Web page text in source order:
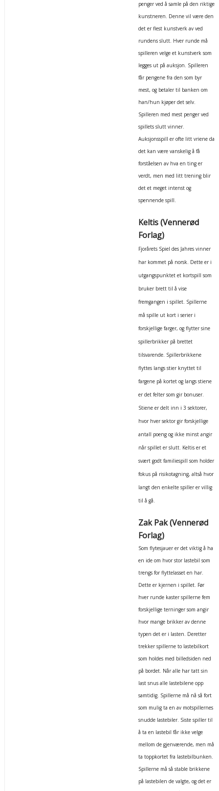
penger ved å samle på den riktige
kunstneren. Denne vil være den
det er flest kunstverk av ved
rundens slutt. Hver runde må
spilleren velge et kunstverk som
legges ut på auksjon. Spilleren
får pengene fra den som byr
mest, og betaler til banken om
han/hun kjøper det selv.
Spilleren med mest penger ved
spillets slutt vinner.
Auksjonsspill er ofte litt vriene da
det kan være vanskelig å få
forståelsen av hva en ting er
verdt, men med litt trening blir
det et meget intenst og
spennende spill.
Keltis (Vennerød
Forlag)
Fjorårets Spiel des Jahres vinner
har kommet på norsk. Dette er i
utgangspunktet et kortspill som
bruker brett til å vise
fremgangen i spillet. Spillerne
må spille ut kort i serier i
forskjellige farger, og flytter sine
spillerbrikker på brettet
tilsvarende. Spillerbrikkene
flyttes langs stier knyttet til
fargene på kortet og langs stiene
er det felter som gir bonuser.
Stiene er delt inn i 3 sektorer,
hvor hver sektor gir forskjellige
antall poeng og ikke minst angir
når spillet er slutt. Keltis er et
svært godt familiespill som holder
fokus på risikotagning, altså hvor
langt den enkelte spiller er villig
til å gå.
Zak Pak (Vennerød
Forlag)
Som flytesjauer er det viktig å ha
en ide om hvor stor lastebil som
trengs for flyttelasset en har.
Dette er kjernen i spillet. Før
hver runde kaster spillerne fem
forskjellige terninger som angir
hvor mange brikker av denne
typen det er i lasten. Deretter
trekker spillerne to lastebilkort
som holdes med billedsiden ned
på bordet. Når alle har tatt sin
last snus alle lastebilene opp
samtidig. Spillerne må nå så fort
som mulig ta en av motspillernes
snudde lastebiler. Siste spiller til
å ta en lastebil får ikke velge
mellom de gjenværende, men må
ta toppkortet fra lastebilbunken.
Spillerne må så stable brikkene
på lastebilen de valgte, og det er